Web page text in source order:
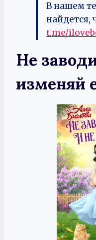
В нашем
найдется,
t.me/
Не
изменяй